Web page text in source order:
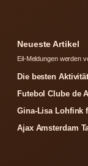
Neueste Artikel
Eil-Meldungen werden
Die besten
Futebol Clube de
Gina-Lisa Lohfink
Ajax Amsterdam